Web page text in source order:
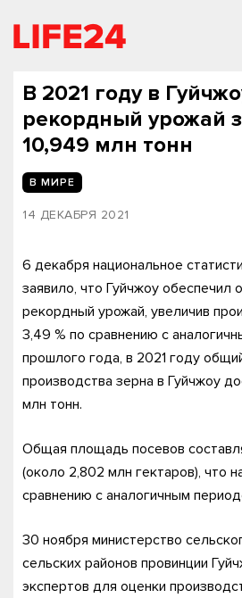
В 2021 году в
рекордный урожай
10,949 млн тонн
В МИРЕ
14 ДЕКАБРЯ 2021
6 декабря национальное
заявило, что Гуйчжоу обеспечил
рекордный урожай, увеличив
3,49 % по сравнению с
прошлого года, в 2021 году
производства зерна в Гуйчжоу
млн тонн.
Общая площадь посевов
(около 2,802 млн гектаров), что
сравнению с аналогичным
30 ноября министерство
сельских районов провинции
экспертов для оценки